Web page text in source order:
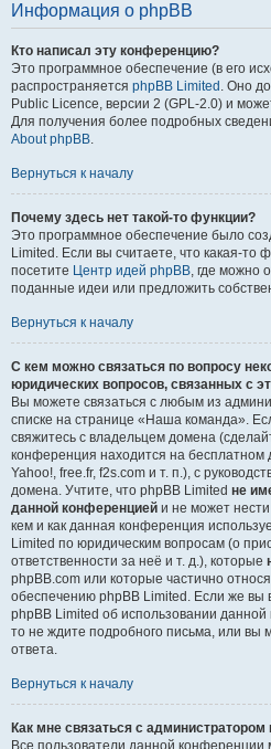
Информация о phpBB
Кто написал эту конференцию?
Это программное обеспечение (в его
распространяется phpBB Limited . Оно
Public Licence, версии 2 (GPL-2.0) и
Для получения более подробных
About phpBB.
Вернуться к началу
Почему здесь нет такой-то функции?
Это программное обеспечение было
Limited. Если вы считаете, что какая-то
посетите Центр идей phpBB, где можно
поданные идеи или предложить
Вернуться к началу
С кем можно связаться по вопросу
юридических вопросов, связанных с
Вы можете связаться с любым из
списке на странице «Наша команда».
свяжитесь с владельцем домена
конференция находится на
Yahoo!, free.fr, f2s.com и т. п.), с
домена. Учтите, что phpBB Limited не
данной конференцией и не может нести
кем и как данная конференция
Limited по юридическим вопросам (о
ответственности за неё и т. д.), которые
phpBB.com или которые частично
обеспечению phpBB Limited. Если же вы
phpBB Limited об использовании
то не ждите подробного письма, или вы
ответа.
Вернуться к началу
Как мне связаться с
Все пользователи данной конференции